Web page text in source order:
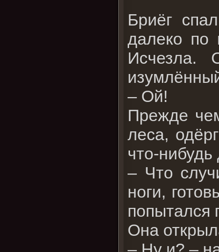
Бриёг
далеко по
Исчезла.
– Ой!
Прежде
леса,
что-
– Что
ноги,
попытался
Она